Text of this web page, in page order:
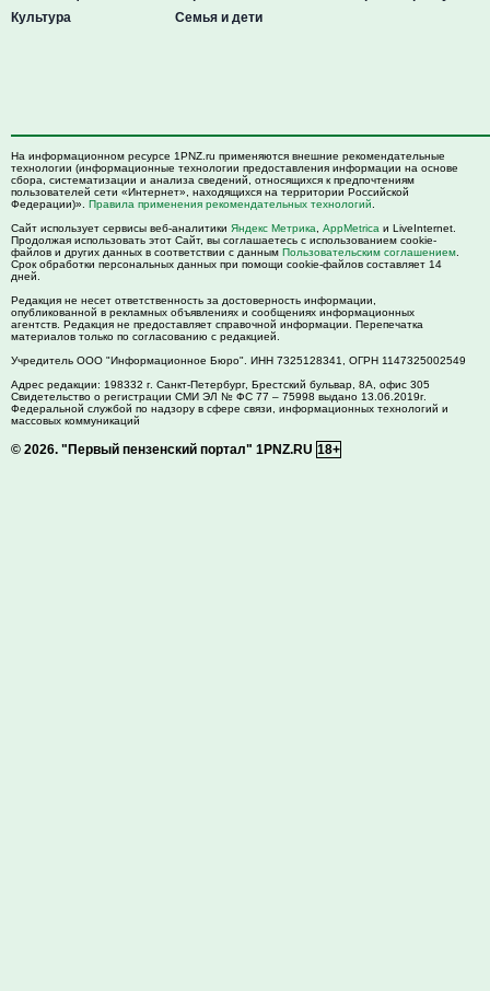
Культура
Семья и дети
На информационном ресурсе 1PNZ.ru применяются внешние рекомендательные
технологии (информационные технологии предоставления информации на основе
сбора, систематизации и анализа сведений, относящихся к предпочтениям
пользователей сети «Интернет», находящихся на территории Российской
Федерации)». Правила применения рекомендательных технологий
Сайт использует сервисы веб-аналитики Яндекс Метрика AppMetrica и LiveInternet.
Продолжая использовать этот Сайт, вы соглашаетесь с использованием cookie-
файлов и других данных в соответствии с данным Пользовательским соглашением
Срок обработки персональных данных при помощи cookie-файлов составляет 14
дней.
Редакция не несет ответственность за достоверность информации,
опубликованной в рекламных объявлениях и сообщениях информационных
агентств. Редакция не предоставляет справочной информации. Перепечатка
материалов только по согласованию с редакцией.
Учредитель ООО "Информационное Бюро". ИНН 7325128341, ОГРН 1147325002549
Адрес редакции: 198332 г. Санкт-Петербург, Брестский бульвар, 8А, офис 305
Свидетельство о регистрации СМИ ЭЛ № ФС 77 – 75998 выдано 13.06.2019г.
Федеральной службой по надзору в сфере связи, информационных технологий и
массовых коммуникаций
© 2026. "Первый пензенский портал" 1PNZ.RU 18+